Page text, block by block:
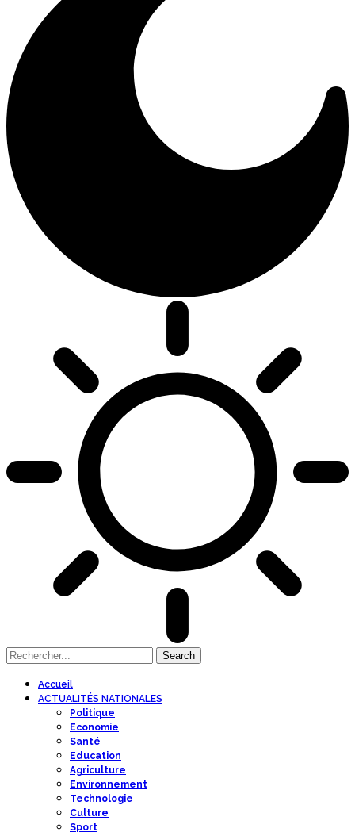
Accueil
ACTUALITÉS NATIONALES
Politique
Economie
Santé
Education
Agriculture
Environnement
Technologie
Culture
Sport